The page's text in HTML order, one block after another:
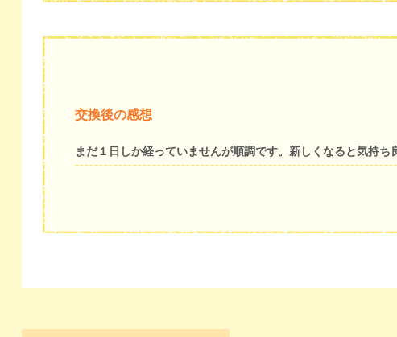
交換後の感想
まだ１日しか経っていませんが順調です。新しくなると気持